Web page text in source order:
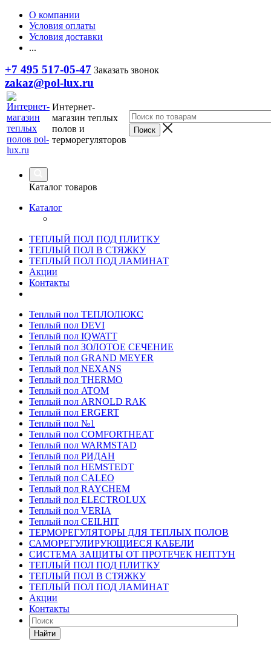
О компании
Условия оплаты
Условия доставки
...
+7 495 517-05-47 Заказать звонок
zakaz@pol-lux.ru
Интернет-
магазин теплых
полов и
терморегуляторов
Каталог товаров
Каталог
ТЕПЛЫЙ ПОЛ ПОД ПЛИТКУ
ТЕПЛЫЙ ПОЛ В СТЯЖКУ
ТЕПЛЫЙ ПОЛ ПОД ЛАМИНАТ
Акции
Контакты
Теплый пол ТЕПЛОЛЮКС
Теплый пол DEVI
Теплый пол IQWATT
Теплый пол ЗОЛОТОЕ СЕЧЕНИЕ
Теплый пол GRAND MEYER
Теплый пол NEXANS
Теплый пол THERMO
Теплый пол ATOM
Теплый пол ARNOLD RAK
Теплый пол ERGERT
Теплый пол №1
Теплый пол COMFORTHEAT
Теплый пол WARMSTAD
Теплый пол РИДАН
Теплый пол HEMSTEDT
Теплый пол CALEO
Теплый пол RAYCHEM
Теплый пол ELECTROLUX
Теплый пол VERIA
Теплый пол CEILHIT
ТЕРМОРЕГУЛЯТОРЫ ДЛЯ ТЕПЛЫХ ПОЛОВ
САМОРЕГУЛИРУЮЩИЕСЯ КАБЕЛИ
СИСТЕМА ЗАЩИТЫ ОТ ПРОТЕЧЕК НЕПТУН
ТЕПЛЫЙ ПОЛ ПОД ПЛИТКУ
ТЕПЛЫЙ ПОЛ В СТЯЖКУ
ТЕПЛЫЙ ПОЛ ПОД ЛАМИНАТ
Акции
Контакты
Найти